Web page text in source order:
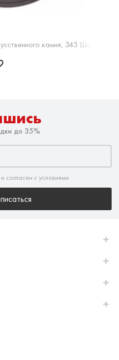
камня, 345 Шоколад
до 35%
и согласен с условиями